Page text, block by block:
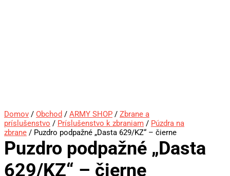
Domov / Obchod / ARMY SHOP / Zbrane a
príslušenstvo / Príslušenstvo k zbraniam / Púzdra na
zbrane / Puzdro podpažné „Dasta 629/KZ“ – čierne
Puzdro podpažné „Dasta
629/KZ“ – čierne